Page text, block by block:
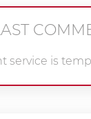
service is